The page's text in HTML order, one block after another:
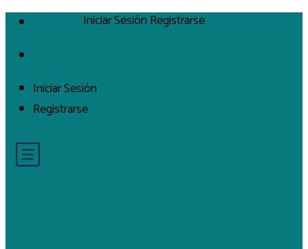
Iniciar Sesión
Registrarse
Iniciar Sesión Registrarse